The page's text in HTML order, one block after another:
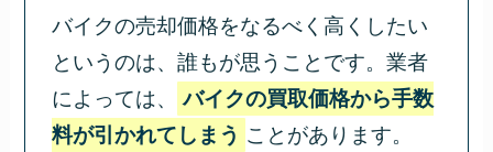
バイクの売却価格をなるべく高くしたい
というのは、誰もが思うことです。業者
によっては、
バイクの買取価格から手数
料が引かれてしまう ことがあります。